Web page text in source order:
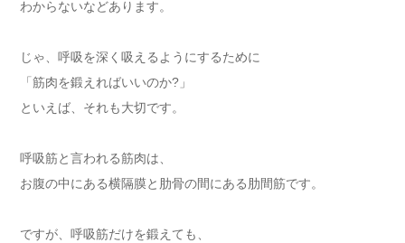
わからないなどあります。
じゃ、呼吸を深く吸えるようにするために
「筋肉を鍛えればいいのか?」
といえば、それも大切です。
呼吸筋と言われる筋肉は、
お腹の中にある横隔膜と肋骨の間にある肋間筋です。
ですが、呼吸筋だけを鍛えても、